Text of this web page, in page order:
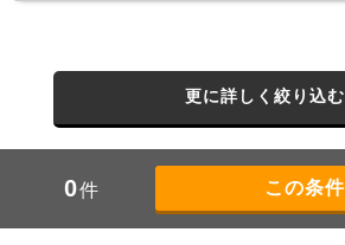
更に詳しく絞り込む
0件